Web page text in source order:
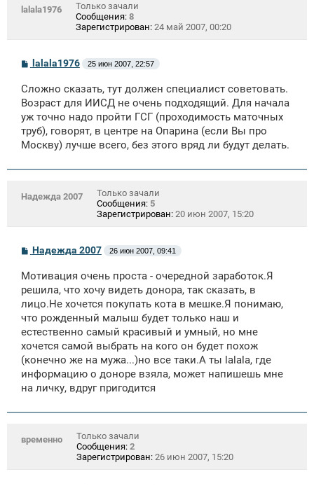
lalala1976
Только зачали
Сообщения: 8
Зарегистрирован: 24 май 2007, 00:20
С
б
щ
н
и
е
lalala1976 25 июн 2007, 22:57
Сложно сказать, тут должен специалист советовать.
Возраст для ИИСД не очень подходящий. Для начала
уж точно надо пройти ГСГ (проходимость маточных
труб), говорят, в центре на Опарина (если Вы про
Москву) лучше всего, без этого вряд ли будут делать.
Надежда 2007
Только зачали
Сообщения: 5
Зарегистрирован: 20 июн 2007, 15:20
С
б
щ
н
и
Надежда 2007 26 июн 2007, 09:41
Мотивация очень проста - очередной заработок.Я
решила, что хочу видеть донора, так сказать, в
лицо.Не хочется покупать кота в мешке.Я понимаю,
что рожденный малыш будет только наш и
естественно самый красивый и умный, но мне
хочется самой выбрать на кого он будет похож
(конечно же на мужа...)но все таки.А ты lalala, где
информацию о доноре взяла, может напишешь мне
на личку, вдруг пригодится
временно
Только зачали
Сообщения: 2
Зарегистрирован: 26 июн 2007, 15:20